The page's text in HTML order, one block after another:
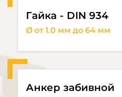
Гайка - DIN 934
Ø от 1.0 мм до 64 мм
Анкер забивной